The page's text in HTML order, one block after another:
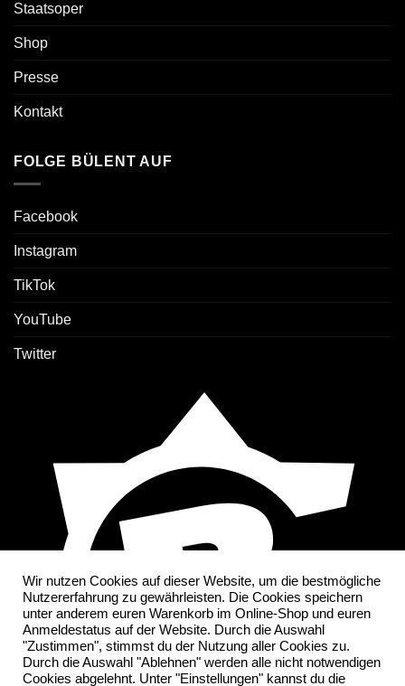
Staatsoper
Shop
Presse
Kontakt
FOLGE BÜLENT AUF
Facebook
Instagram
TikTok
YouTube
Twitter
Wir nutzen Cookies auf dieser Website, um die bestmögliche
Nutzererfahrung zu gewährleisten. Die Cookies speichern
unter anderem euren Warenkorb im Online-Shop und euren
Anmeldestatus auf der Website. Durch die Auswahl
"Zustimmen", stimmst du der Nutzung aller Cookies zu.
Durch die Auswahl "Ablehnen" werden alle nicht notwendigen
Cookies abgelehnt. Unter "Einstellungen" kannst du die